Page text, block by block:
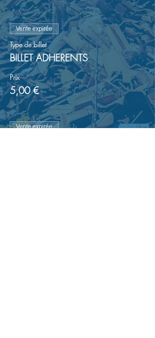
Vente expirée
Type de billet
BILLET ADHERENTS
Prix
5,00 €
Vente expirée